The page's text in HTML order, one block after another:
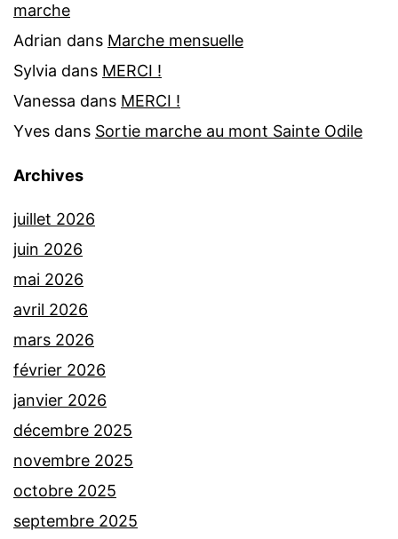
marche
Adrian dans Marche mensuelle
Sylvia dans MERCI !
Vanessa dans MERCI !
Yves dans Sortie marche au mont Sainte Odile
Archives
juillet 2026
juin 2026
mai 2026
avril 2026
mars 2026
février 2026
janvier 2026
décembre 2025
novembre 2025
octobre 2025
septembre 2025